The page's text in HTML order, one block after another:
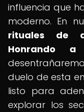
influencia que
moderno. En
rituales de
Honrando
duelo de esta
listo para
explorar los